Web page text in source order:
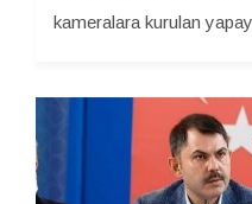
kameralara kurulan